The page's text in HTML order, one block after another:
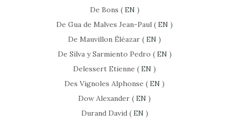
De Bons ( EN )
De Gua de Malves Jean-Paul ( EN )
De Mauvillon Éléazar ( EN )
De Silva y Sarmiento Pedro ( EN )
Delessert Etienne ( EN )
Des Vignoles Alphonse ( EN )
Dow Alexander ( EN )
Durand David ( EN )